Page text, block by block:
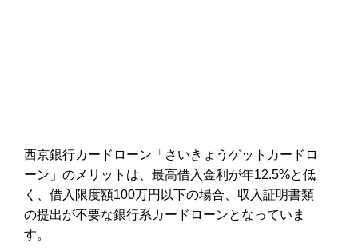
西京銀行カードローン「さいきょうゲットカードロ
ーン」のメリットは、最高借入金利が年12.5%と低
く、借入限度額100万円以下の場合、収入証明書類
の提出が不要な銀行系カードローンとなっていま
す。